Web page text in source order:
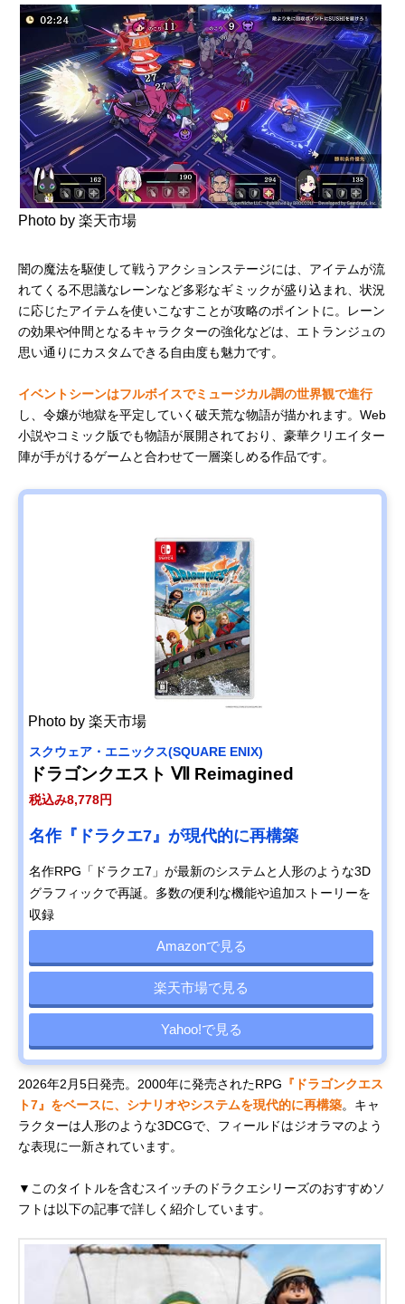
Photo by 楽天市場
闇の魔法を駆使して戦うアクションステージには、アイテムが流
れてくる不思議なレーンなど多彩なギミックが盛り込まれ、状況
に応じたアイテムを使いこなすことが攻略のポイントに。レーン
の効果や仲間となるキャラクターの強化などは、エトランジュの
思い通りにカスタムできる自由度も魅力です。
イベントシーンはフルボイスでミュージカル調の世界観で進行
し、令嬢が地獄を平定していく破天荒な物語が描かれます。Web
小説やコミック版でも物語が展開されており、豪華クリエイター
陣が手がけるゲームと合わせて一層楽しめる作品です。
Photo by 楽天市場
スクウェア・エニックス(SQUARE ENIX)
ドラゴンクエスト Ⅶ Reimagined
税込み8,778円
名作『ドラクエ7』が現代的に再構築
名作RPG「ドラクエ7」が最新のシステムと人形のような3D
グラフィックで再誕。多数の便利な機能や追加ストーリーを
収録
Amazonで見る
楽天市場で見る
Yahoo!で見る
2026年2月5日発売。2000年に発売されたRPG 『ドラゴンクエス
ト7』をベースに、シナリオやシステムを現代的に再構築。キャ
ラクターは人形のような3DCGで、フィールドはジオラマのよう
な表現に一新されています。
▼このタイトルを含むスイッチのドラクエシリーズのおすすめソ
フトは以下の記事で詳しく紹介しています。